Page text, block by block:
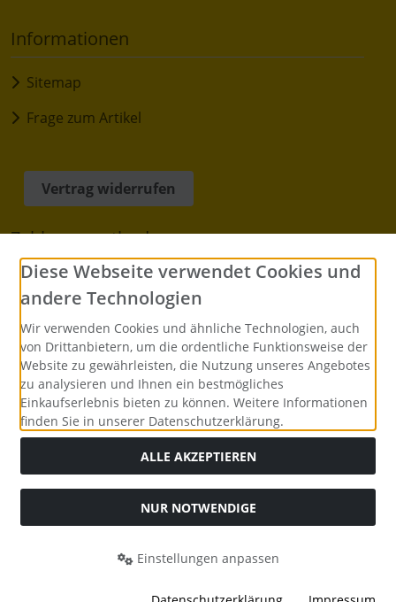
Informationen
Sitemap
Frage zum Artikel
Vertrag widerrufen
Zahlungsmethoden
Barzahlung bei Abholung
Zahlung per PayPal
Zahlung per Rechnung
durchgestrichenen Preise entsprechen dem bisherigen Preis
Bürobedarf.
VEPOS - Luftpolsterumschläge Verpackungsmittel Bürobedarf
Diese Webseite verwendet Cookies und
andere Technologien
Wir verwenden Cookies und ähnliche Technologien, auch
von Drittanbietern, um die ordentliche Funktionsweise der
Website zu gewährleisten, die Nutzung unseres Angebotes
zu analysieren und Ihnen ein bestmögliches
Einkaufserlebnis bieten zu können. Weitere Informationen
finden Sie in unserer Datenschutzerklärung.
ALLE AKZEPTIEREN
NUR NOTWENDIGE
Einstellungen anpassen